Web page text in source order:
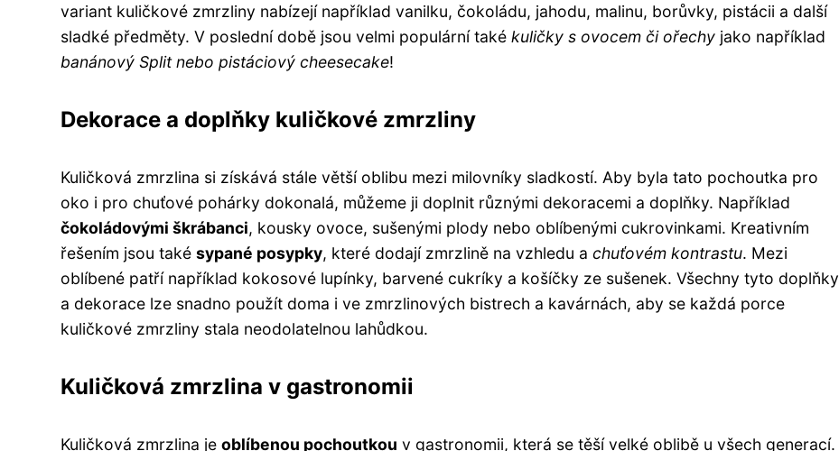
variant kuličkové zmrzliny nabízejí například vanilku, čokoládu, jahodu, malinu, borůvky, pistácii a další
sladké předměty. V poslední době jsou velmi populární také kuličky s ovocem či ořechy jako například
banánový Split nebo pistáciový cheesecake!
Dekorace a doplňky kuličkové zmrzliny
Kuličková zmrzlina si získává stále větší oblibu mezi milovníky sladkostí. Aby byla tato pochoutka pro
oko i pro chuťové pohárky dokonalá, můžeme ji doplnit různými dekoracemi a doplňky. Například
čokoládovými škrábanci, kousky ovoce, sušenými plody nebo oblíbenými cukrovinkami. Kreativním
řešením jsou také sypané posypky, které dodají zmrzlině na vzhledu a chuťovém kontrastu. Mezi
oblíbené patří například kokosové lupínky, barvené cukríky a košíčky ze sušenek. Všechny tyto doplňky
a dekorace lze snadno použít doma i ve zmrzlinových bistrech a kavárnách, aby se každá porce
kuličkové zmrzliny stala neodolatelnou lahůdkou.
Kuličková zmrzlina v gastronomii
Kuličková zmrzlina je oblíbenou pochoutkou v gastronomii, která se těší velké oblibě u všech generací.